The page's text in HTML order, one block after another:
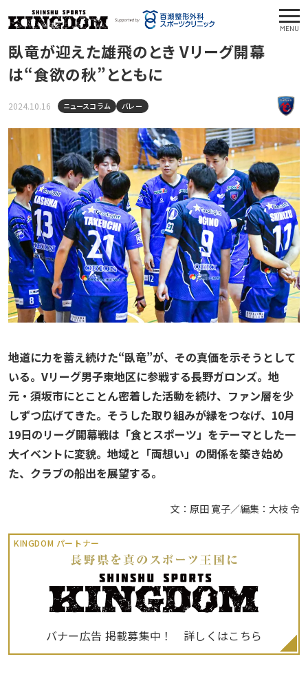
MENU
臥竜が迎えた雄飛のとき Vリーグ開幕
は“食欲の秋”とともに
2024.10.16 ニュースコラム バレー
地道に力を蓄え続けた“臥竜”が、その真価を示そうとして
いる。Vリーグ男子東地区に参戦する長野ガロンズ。地
元・須坂市にとことん密着した活動を続け、ファン層を少
しずつ広げてきた。そうした取り組みが縁をつなげ、10月
19日のリーグ開幕戦は「食とスポーツ」をテーマとした一
大イベントに変貌。地域と「両想い」の関係を築き始め
た、クラブの船出を展望する。
文：原田 寛子／編集：大枝 令
KINGDOM パートナー
バナー広告 掲載募集中！ 詳しくはこちら